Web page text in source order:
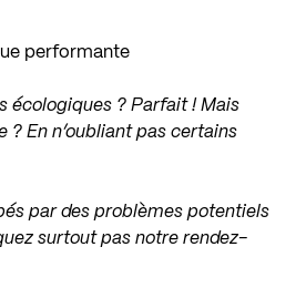
performante
écologiques ? Parfait ! Mais
En n’oubliant pas certains
par des problèmes potentiels
surtout pas notre rendez-